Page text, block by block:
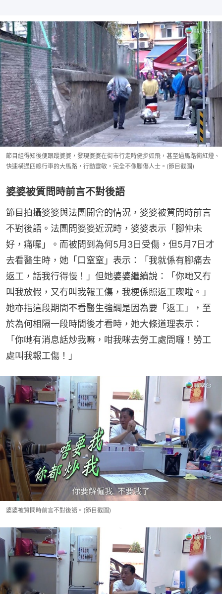
節目組得知後便跟蹤婆婆，發現婆婆在街市行走時健步如飛，甚至過馬路衝紅燈、
快速橫過四線行車的大馬路，行動靈敏，完全不像腳傷人士。(節目截圖)
婆婆被質問時前言不對後語
節目拍攝婆婆與法團開會的情況，婆婆被質問時前言
不對後語。法團問婆婆近況時，婆婆表示「腳仲未
好，痛囉」。而被問到為何5月3日受傷，但5月7日才
去看醫生時，她「口窒窒」表示：「我就係有腳痛去
返工，話我行得慢！」但她婆婆繼續說：「你哋又冇
叫我放假，又冇叫我報工傷，我梗係照返工㗎啦。」
她亦指這段期間不看醫生強調是因為要「返工」，至
於為何相隔一段時間後才看時，她大條道理表示：
「你哋有消息話炒我嘛，咁我咪去勞工處問囉！勞工
處叫我報工傷！」
婆婆被質問時前言不對後語。(節目截圖)